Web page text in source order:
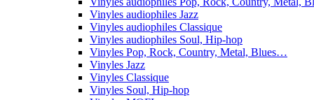
Vinyles audiophiles Jazz
Vinyles audiophiles Classique
Vinyles audiophiles Soul, Hip-hop
Vinyles Pop, Rock, Country, Metal, Blues…
Vinyles Jazz
Vinyles Classique
Vinyles Soul, Hip-hop